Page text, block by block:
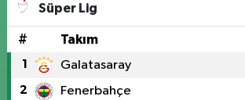
Süper Lig
# Takım
1 Galatasaray
2 Fenerbahçe